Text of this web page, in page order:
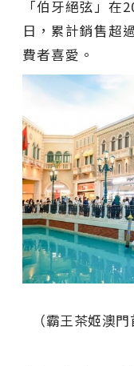
「伯牙絕弦」在
日，累計銷售超
費者喜愛。
（霸王茶姬澳